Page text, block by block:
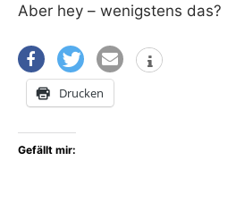
Aber hey – wenigstens das?
Drucken
Gefällt mir: